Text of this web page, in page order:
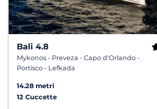
Bali 4.8
Mykonos - Preveza - Capo d'Orlando -
Portisco - Lefkada
14.28 metri
12 Cuccette